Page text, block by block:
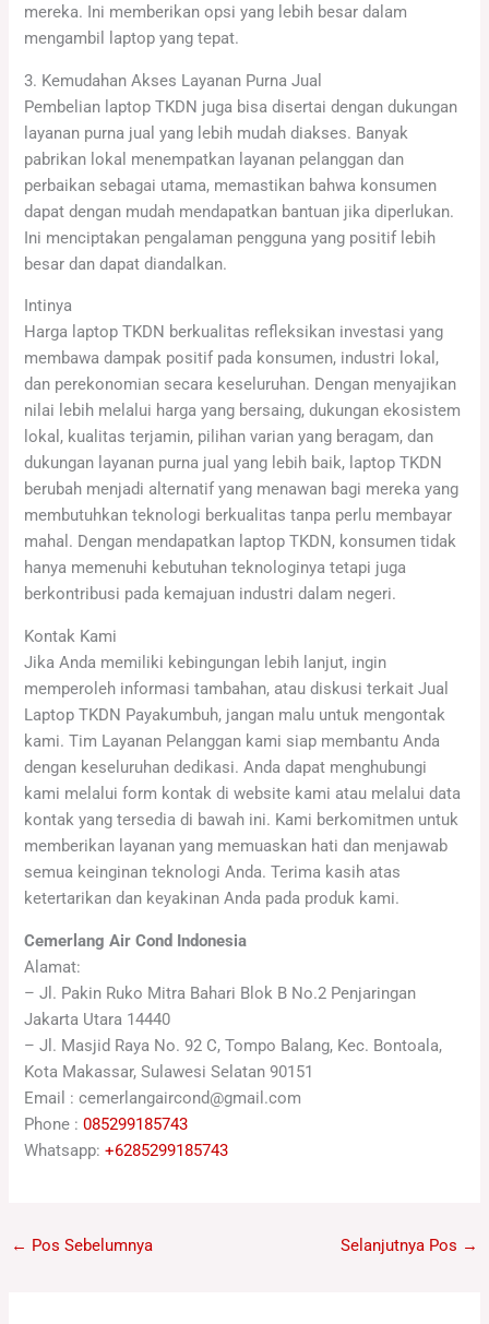
mereka. Ini memberikan opsi yang lebih besar dalam
mengambil laptop yang tepat.
3. Kemudahan Akses Layanan Purna Jual
Pembelian laptop TKDN juga bisa disertai dengan dukungan
layanan purna jual yang lebih mudah diakses. Banyak
pabrikan lokal menempatkan layanan pelanggan dan
perbaikan sebagai utama, memastikan bahwa konsumen
dapat dengan mudah mendapatkan bantuan jika diperlukan.
Ini menciptakan pengalaman pengguna yang positif lebih
besar dan dapat diandalkan.
Intinya
Harga laptop TKDN berkualitas refleksikan investasi yang
membawa dampak positif pada konsumen, industri lokal,
dan perekonomian secara keseluruhan. Dengan menyajikan
nilai lebih melalui harga yang bersaing, dukungan ekosistem
lokal, kualitas terjamin, pilihan varian yang beragam, dan
dukungan layanan purna jual yang lebih baik, laptop TKDN
berubah menjadi alternatif yang menawan bagi mereka yang
membutuhkan teknologi berkualitas tanpa perlu membayar
mahal. Dengan mendapatkan laptop TKDN, konsumen tidak
hanya memenuhi kebutuhan teknologinya tetapi juga
berkontribusi pada kemajuan industri dalam negeri.
Kontak Kami
Jika Anda memiliki kebingungan lebih lanjut, ingin
memperoleh informasi tambahan, atau diskusi terkait Jual
Laptop TKDN Payakumbuh, jangan malu untuk mengontak
kami. Tim Layanan Pelanggan kami siap membantu Anda
dengan keseluruhan dedikasi. Anda dapat menghubungi
kami melalui form kontak di website kami atau melalui data
kontak yang tersedia di bawah ini. Kami berkomitmen untuk
memberikan layanan yang memuaskan hati dan menjawab
semua keinginan teknologi Anda. Terima kasih atas
ketertarikan dan keyakinan Anda pada produk kami.
Cemerlang Air Cond Indonesia
Alamat:
– Jl. Pakin Ruko Mitra Bahari Blok B No.2 Penjaringan
Jakarta Utara 14440
– Jl. Masjid Raya No. 92 C, Tompo Balang, Kec. Bontoala,
Kota Makassar, Sulawesi Selatan 90151
Email : cemerlangaircond@gmail.com
Phone :085299185743
Whatsapp:+6285299185743
← Pos Sebelumnya Selanjutnya Pos →